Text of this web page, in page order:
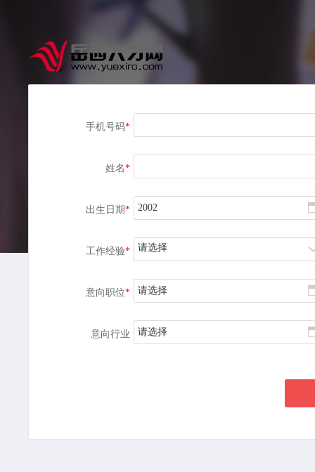
手机号码*
姓名*
出生日期*
工作经验* 请选择
意向职位* 请选择
意向行业 请选择